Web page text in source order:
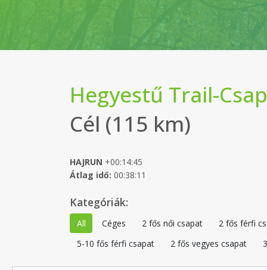
Hegyestű Trail-
Cél (115 km)
HAJRUN +00:14:45
Átlag idő: 00:38:11
Kategóriák:
All Céges 2 fős női csapat
2 fős férfi
5-10 fős férfi csapat
2 fős vegyes csapat